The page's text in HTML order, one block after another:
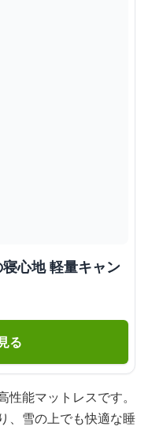
心地 軽量キャン
る
能マットレスです。
、雪の上でも快適な睡